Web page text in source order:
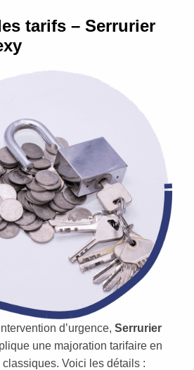
tarifs – Serrurier
d’urgence, Serrurier
une majoration tarifaire en
Voici les détails :